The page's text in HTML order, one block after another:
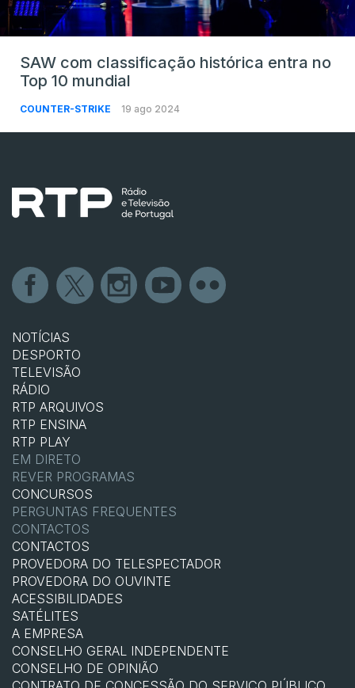
SAW com classificação histórica entra no
Top 10 mundial
COUNTER-STRIKE 19 ago 2024
NOTÍCIAS
DESPORTO
TELEVISÃO
RÁDIO
RTP ARQUIVOS
RTP ENSINA
RTP PLAY
EM DIRETO
REVER PROGRAMAS
CONCURSOS
PERGUNTAS FREQUENTES
CONTACTOS
CONTACTOS
PROVEDORA DO TELESPECTADOR
PROVEDORA DO OUVINTE
ACESSIBILIDADES
SATÉLITES
A EMPRESA
CONSELHO GERAL INDEPENDENTE
CONSELHO DE OPINIÃO